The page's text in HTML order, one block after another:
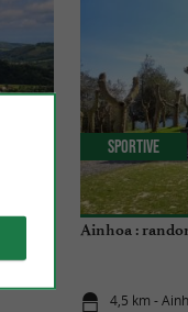
Ainhoa :
4,5 km -
Sportive